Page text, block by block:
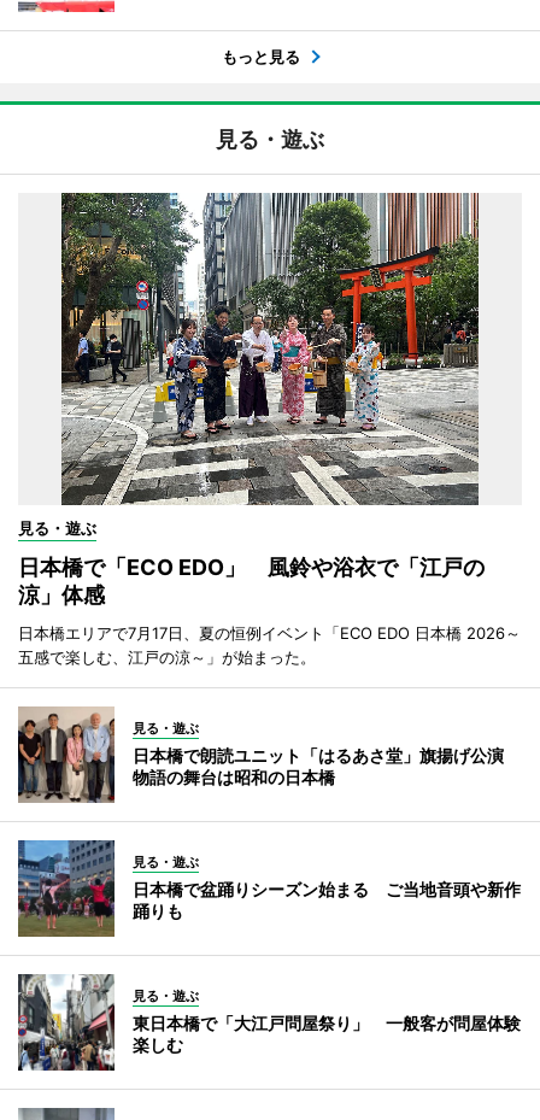
もっと見る
見る・遊ぶ
見る・遊ぶ
日本橋で「ECO EDO」 風鈴や浴衣で「江戸の
涼」体感
日本橋エリアで7月17日、夏の恒例イベント「ECO EDO 日本橋 2026～
五感で楽しむ、江戸の涼～」が始まった。
見る・遊ぶ
日本橋で朗読ユニット「はるあさ堂」旗揚げ公演
物語の舞台は昭和の日本橋
見る・遊ぶ
日本橋で盆踊りシーズン始まる ご当地音頭や新作
踊りも
見る・遊ぶ
東日本橋で「大江戸問屋祭り」 一般客が問屋体験
楽しむ